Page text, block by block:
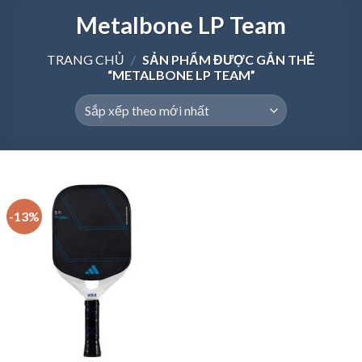
Metalbone LP Team
TRANG CHỦ / SẢN PHẨM ĐƯỢC GẮN THẺ
“METALBONE LP TEAM”
-13%